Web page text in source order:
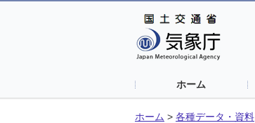
ホーム
ホーム > 各種データ・資料